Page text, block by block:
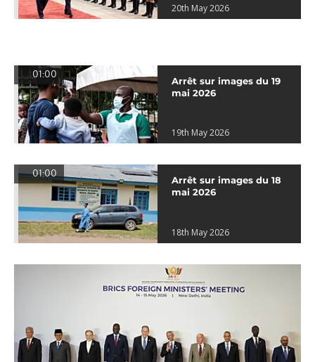
20th May 2026
01:00
Arrêt sur images du 19
mai 2026
19th May 2026
01:00
Arrêt sur images du 18
mai 2026
18th May 2026